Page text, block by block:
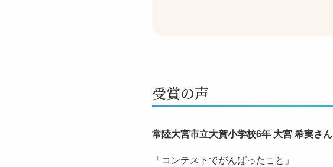
受賞の声
常陸大宮市立大賀小学校6年 大宮 希実さん
「コンテストでがんばったこと」